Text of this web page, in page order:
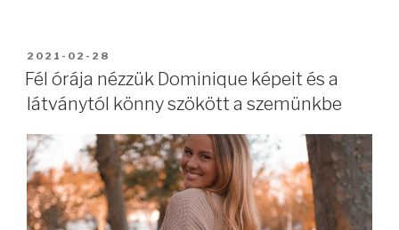
BEKÜLDVE:
2021-02-28
Fél órája nézzük Dominique képeit és a
látványtól könny szökött a szemünkbe